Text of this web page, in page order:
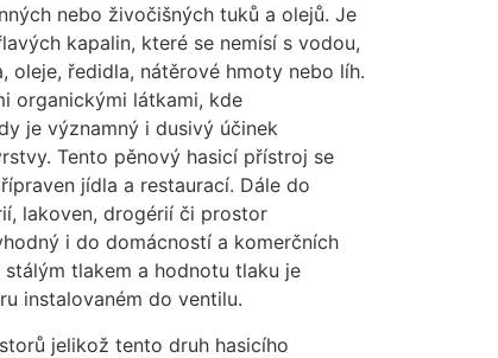
nebo živočišných tuků a olejů. Je
kapalin, které se nemísí s vodou,
oleje, ředidla, nátěrové hmoty nebo líh.
organickými látkami, kde
je významný i dusivý účinek
Tento pěnový hasicí přístroj se
jídla a restaurací. Dále do
lakoven, drogérií či prostor
i do domácností a komerčních
tlakem a hodnotu tlaku je
instalovaném do ventilu.
jelikož tento druh hasicího